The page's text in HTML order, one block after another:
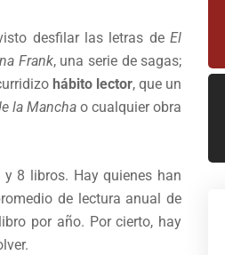
desfilar las letras de El
Frank, una serie de sagas;
hábito lector, que un
la Mancha o cualquier obra
8 libros. Hay quienes han
de lectura anual de
por año. Por cierto, hay